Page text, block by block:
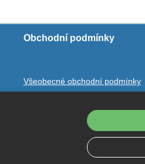
Obchodní podmínky
Všeobecné obchodní podmínky
Odstoupení od smlouvy